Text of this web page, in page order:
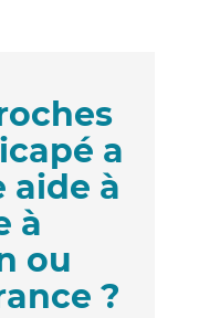
a
aide à
à
ou
?